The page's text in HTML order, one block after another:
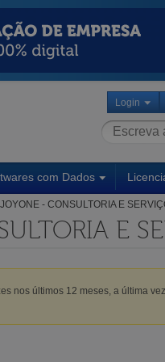
Login
com Dados
JOYONE - CONSULTORIA E
E
nos últimos 12 meses, a última